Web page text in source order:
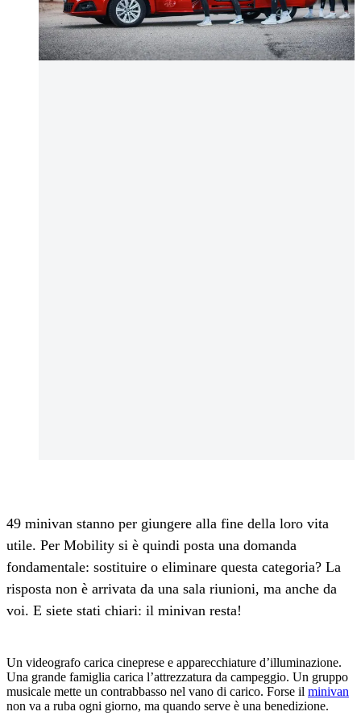
49 minivan stanno per giungere alla fine della loro vita
utile. Per Mobility si è quindi posta una domanda
fondamentale: sostituire o eliminare questa categoria? La
risposta non è arrivata da una sala riunioni, ma anche da
voi. E siete stati chiari: il minivan resta!
Un videografo carica cineprese e apparecchiature d’illuminazione.
Una grande famiglia carica l’attrezzatura da campeggio. Un gruppo
musicale mette un contrabbasso nel vano di carico. Forse il minivan
non va a ruba ogni giorno, ma quando serve è una benedizione.